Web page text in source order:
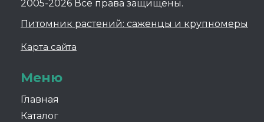
2005-2026 Все права защищены.
Питомник растений: саженцы и крупномеры
Карта сайта
Меню
Главная
Каталог